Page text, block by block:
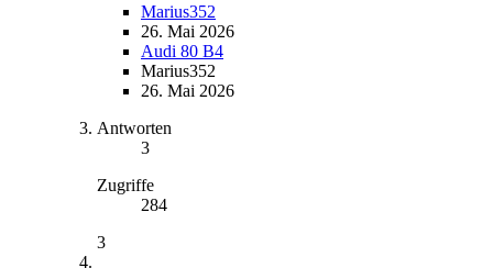
Marius352
26. Mai 2026
Audi 80 B4
Marius352
26. Mai 2026
Antworten
3
Zugriffe
284
3